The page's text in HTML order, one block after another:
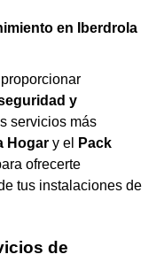
en Iberdrola
y
servicios más
Hogar y el
Pack
ofrecerte
tus instalaciones de
de